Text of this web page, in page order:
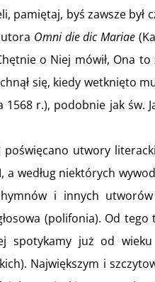
pamiętaj, byś zawsze był
Omni die dic Mariae
o Niej mówił, Ona
się, kiedy wetknięto
r.), podobnie jak św.
utwory
a według niektórych
i innych
(polifonia). Od tego
spotykamy już od wieku
Największym i